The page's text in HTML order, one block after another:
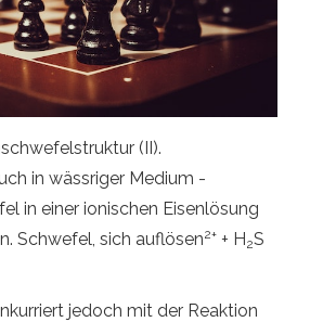
(II).
in wässriger Medium -
in einer ionischen Eisenlösung
Schwefel, sich auflösen2+ + H2S
jedoch mit der Reaktion